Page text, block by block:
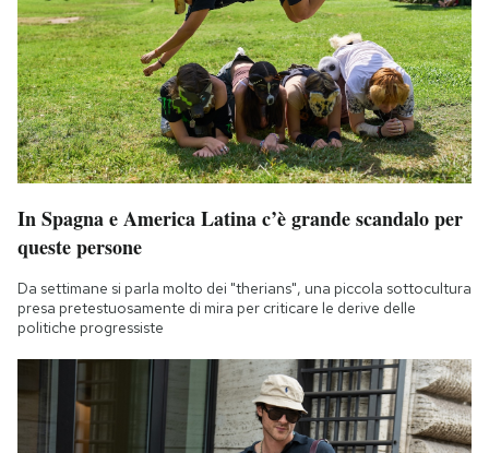
In Spagna e America Latina c’è grande scandalo per
queste persone
Da settimane si parla molto dei "therians", una piccola sottocultura
presa pretestuosamente di mira per criticare le derive delle
politiche progressiste